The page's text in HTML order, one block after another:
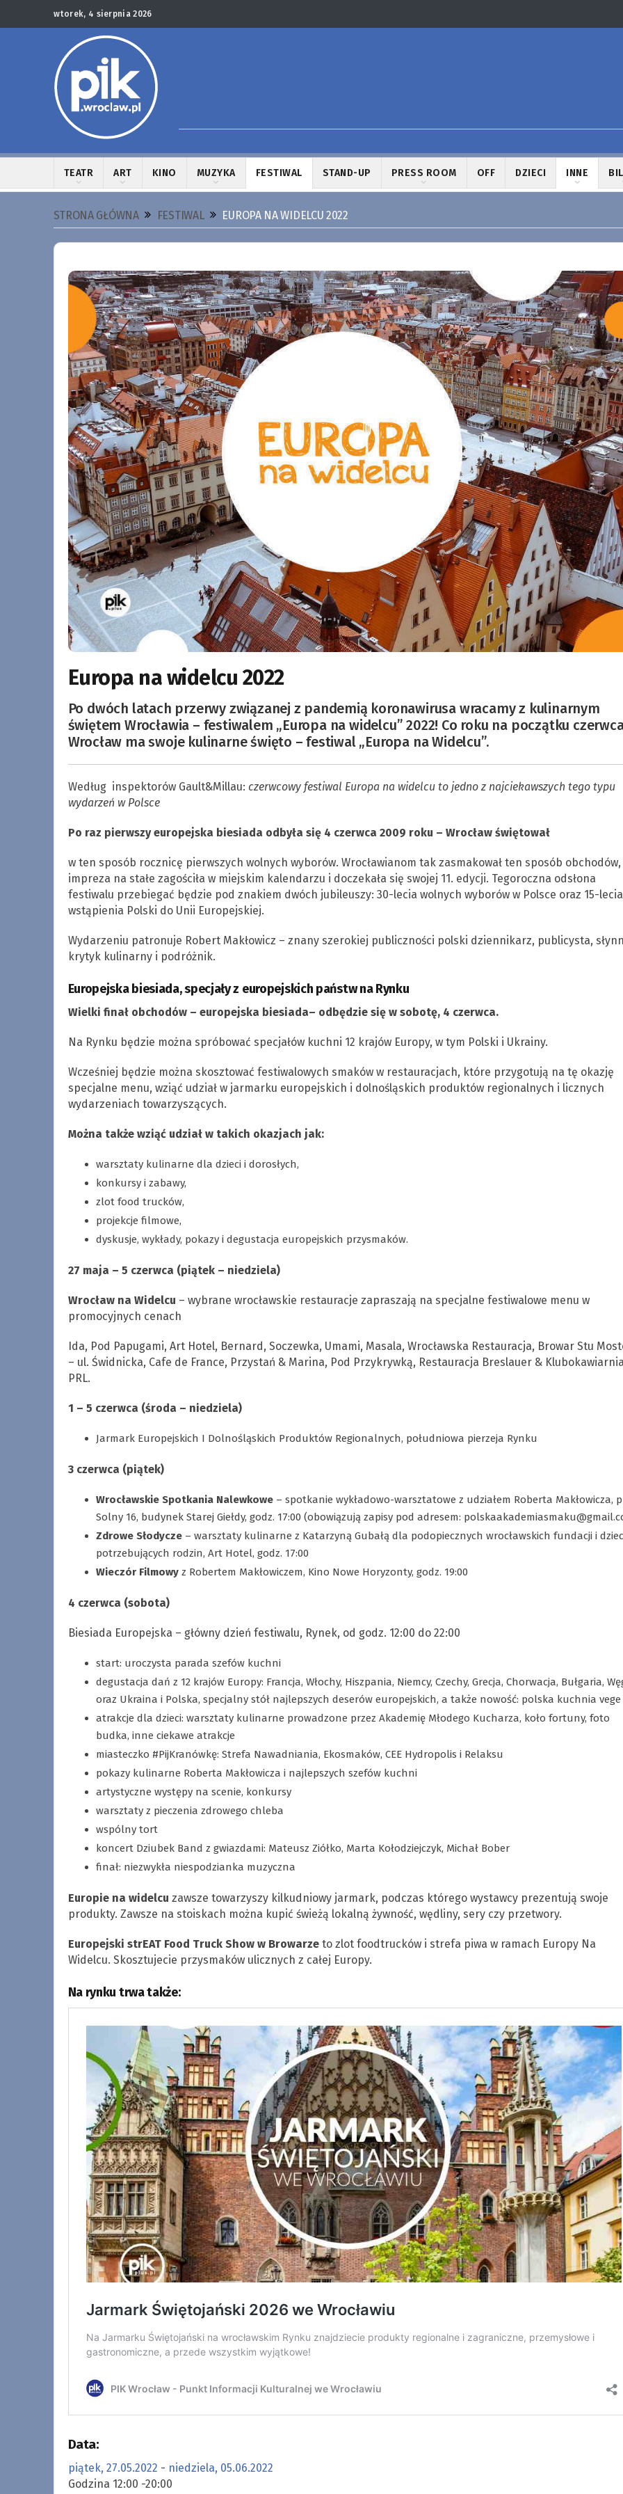
wtorek, 4 sierpnia 2026
TEATR ART KINO MUZYKA FESTIWAL STAND-UP PRESS ROOM OFF DZIECI INNE
STRONA GŁÓWNA FESTIWAL EUROPA NA WIDELCU 2022
Europa na widelcu 2022
Po dwóch latach przerwy związanej z pandemią koronawirusa wracamy z kulinarnym
świętem Wrocławia – festiwalem „Europa na widelcu” 2022! Co roku na początku
Wrocław ma swoje kulinarne święto – festiwal „Europa na Widelcu”.
Według inspektorów Gault&Millau: czerwcowy festiwal Europa na widelcu to jedno z najciekawszych tego typu
wydarzeń w Polsce
Po raz pierwszy europejska biesiada odbyła się 4 czerwca 2009 roku – Wrocław świętował
w ten sposób rocznicę pierwszych wolnych wyborów. Wrocławianom tak zasmakował ten sposób obchodów,
impreza na stałe zagościła w miejskim kalendarzu i doczekała się swojej 11. edycji. Tegoroczna odsłona
festiwalu przebiegać będzie pod znakiem dwóch jubileuszy: 30-lecia wolnych wyborów w Polsce oraz 15-lecia
wstąpienia Polski do Unii Europejskiej.
Wydarzeniu patronuje Robert Makłowicz – znany szerokiej publiczności polski dziennikarz, publicysta,
krytyk kulinarny i podróżnik.
Europejska biesiada, specjały z europejskich państw na Rynku
Wielki finał obchodów – europejska biesiada– odbędzie się w sobotę, 4 czerwca.
Na Rynku będzie można spróbować specjałów kuchni 12 krajów Europy, w tym Polski i Ukrainy.
Wcześniej będzie można skosztować festiwalowych smaków w restauracjach, które przygotują na tę okazję
specjalne menu, wziąć udział w jarmarku europejskich i dolnośląskich produktów regionalnych i licznych
wydarzeniach towarzyszących.
Można także wziąć udział w takich okazjach jak:
warsztaty kulinarne dla dzieci i dorosłych,
konkursy i zabawy,
zlot food trucków,
projekcje filmowe,
dyskusje, wykłady, pokazy i degustacja europejskich przysmaków.
27 maja – 5 czerwca (piątek – niedziela)
Wrocław na Widelcu – wybrane wrocławskie restauracje zapraszają na specjalne festiwalowe menu w
promocyjnych cenach
Ida, Pod Papugami, Art Hotel, Bernard, Soczewka, Umami, Masala, Wrocławska Restauracja, Browar Stu
– ul. Świdnicka, Cafe de France, Przystań & Marina, Pod Przykrywką, Restauracja Breslauer &
PRL.
1 – 5 czerwca (środa – niedziela)
Jarmark Europejskich I Dolnośląskich Produktów Regionalnych, południowa pierzeja Rynku
3 czerwca (piątek)
Wrocławskie Spotkania Nalewkowe– spotkanie wykładowo-warsztatowe z udziałem Roberta Makłowicza,
Solny 16, budynek Starej Giełdy, godz. 17:00 (obowiązują zapisy pod adresem:
Zdrowe Słodycze– warsztaty kulinarne z Katarzyną Gubałą dla podopiecznych wrocławskich fundacji i
potrzebujących rodzin, Art Hotel, godz. 17:00
Wieczór Filmowyz Robertem Makłowiczem, Kino Nowe Horyzonty, godz. 19:00
4 czerwca (sobota)
Biesiada Europejska – główny dzień festiwalu, Rynek, od godz. 12:00 do 22:00
start: uroczysta parada szefów kuchni
degustacja dań z 12 krajów Europy: Francja, Włochy, Hiszpania, Niemcy, Czechy, Grecja, Chorwacja, Bułgaria,
oraz Ukraina i Polska, specjalny stół najlepszych deserów europejskich, a także nowość: polska kuchnia vege
atrakcje dla dzieci: warsztaty kulinarne prowadzone przez Akademię Młodego Kucharza, koło fortuny, foto
budka, inne ciekawe atrakcje
miasteczko #PijKranówkę: Strefa Nawadniania, Ekosmaków, CEE Hydropolis i Relaksu
pokazy kulinarne Roberta Makłowicza i najlepszych szefów kuchni
artystyczne występy na scenie, konkursy
warsztaty z pieczenia zdrowego chleba
wspólny tort
koncert Dziubek Band z gwiazdami: Mateusz Ziółko, Marta Kołodziejczyk, Michał Bober
finał: niezwykła niespodzianka muzyczna
Europie na widelcu zawsze towarzyszy kilkudniowy jarmark, podczas którego wystawcy prezentują swoje
produkty. Zawsze na stoiskach można kupić świeżą lokalną żywność, wędliny, sery czy przetwory.
Europejski strEAT Food Truck Show w Browarzeto zlot foodtrucków i strefa piwa w ramach Europy Na
Widelcu. Skosztujecie przysmaków ulicznych z całej Europy.
Na rynku trwa także:
Data:
piątek, 27.05.2022 - niedziela, 05.06.2022
Godzina 12:00 -20:00